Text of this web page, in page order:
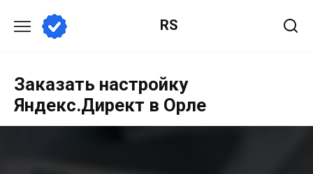
RS
Заказать настройку
Яндекс.Директ в Орле